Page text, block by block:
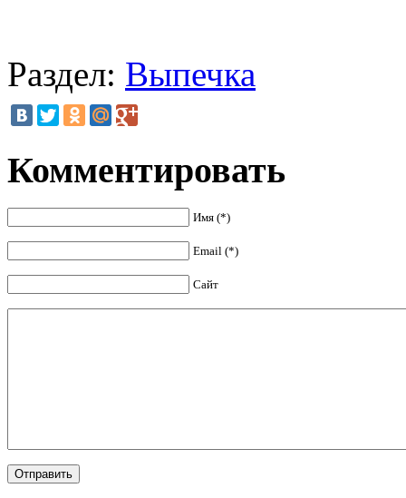
Раздел: Выпечка
Комментировать
Имя (*)
Email (*)
Сайт